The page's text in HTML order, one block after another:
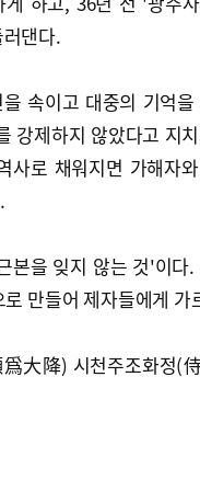
댄다.
속이고 대중의 기억
강제하지 않았다고 지
사로 채워지면 가해자
본을 잊지 않는 것'이다
만들어 제자들에게 가
大降) 시천주조화정(